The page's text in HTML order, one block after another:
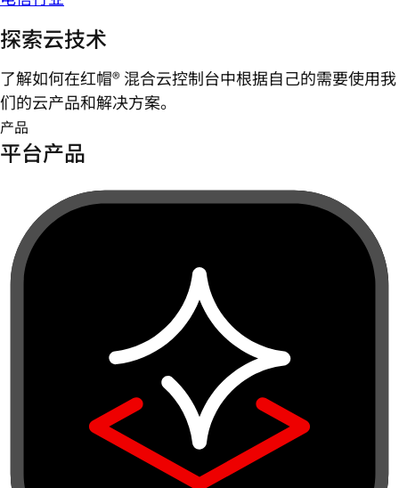
探索云技术
了解如何在红帽® 混合云控制台中根据自己的需要使用我
们的云产品和解决方案。
产品
平台产品